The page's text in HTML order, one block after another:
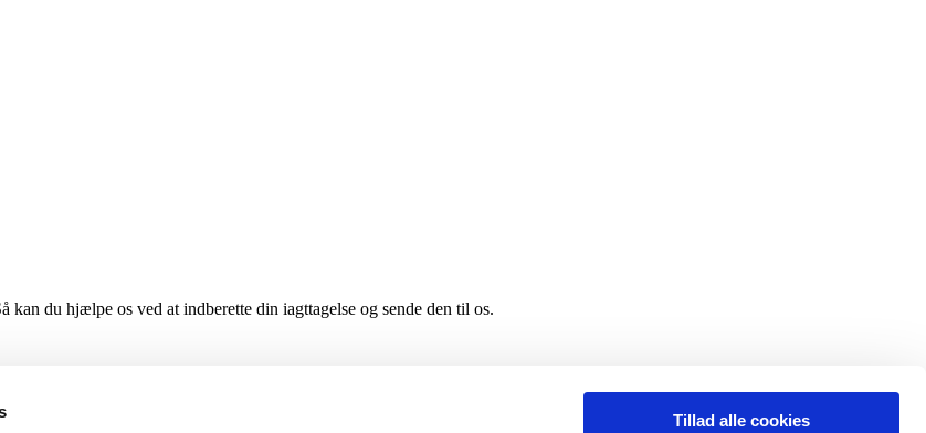
Tillad alle cookies
du hjælpe os ved at indberette din iagttagelse og sende den til os.